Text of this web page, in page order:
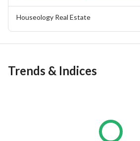
Houseology Real Estate
Trends & Indices